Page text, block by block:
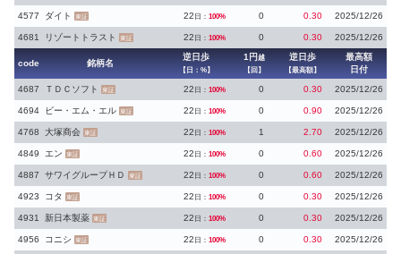
4577 ダイト 東証 22 日： 100% 0 0.30 2025/12/26
4681 リゾートトラスト 東証 22 日： 100% 0 0.30 2025/12/26
code 銘柄名
逆日歩
【日：%】
1円 越
【回】
逆日歩
【最高額】
最高額
日付
4687
ＴＤＣソフト 東証 22 日： 100% 0 0.30 2025/12/26
4694 ビー・エム・エル 東証 22 日： 100% 0 0.90 2025/12/26
4768 大塚商会 東証 22 日： 100% 1 2.70 2025/12/26
4849 エン 東証 22 日： 100% 0 0.60 2025/12/26
4887 サワイグループＨＤ 東証 22 日： 100% 0 0.60 2025/12/26
4923 コタ 東証 22 日： 100% 0 0.30 2025/12/26
4931 新日本製薬 東証 22 日： 100% 0 0.30 2025/12/26
4956 コニシ 東証 22 日： 100% 0 0.30 2025/12/26